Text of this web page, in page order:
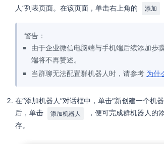
人”列表页面。在该页面，单击右上角的
添加
警告：
由于企业微信电脑端与手机端后续添加步
端将不再赘述。
当群聊无法配置群机器人时，请参考 为什
在“添加机器人”对话框中，单击“新创建一个机
后，单击
添加机器人
，便可完成群机器人的
存。